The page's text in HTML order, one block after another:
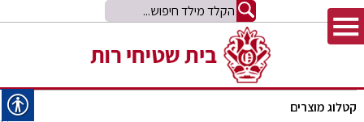
קטלוג מוצרים